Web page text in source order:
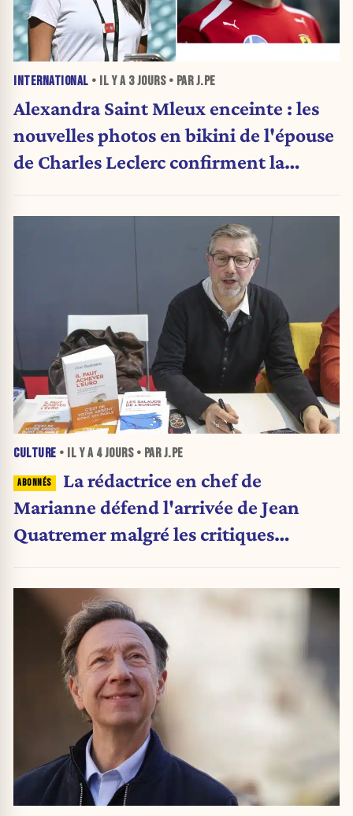
INTERNATIONAL • IL Y A 3 JOURS• PAR J.PE
Alexandra Saint Mleux enceinte : les
nouvelles photos en bikini de l'épouse
de Charles Leclerc confirment la
CULTURE • IL Y A 4 JOURS• PAR J.PE
La rédactrice en chef de
Marianne défend l'arrivée de Jean
Quatremer malgré les critiques